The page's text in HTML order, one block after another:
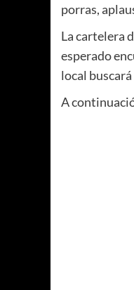
porras,
La cartelera
esperado
local
A